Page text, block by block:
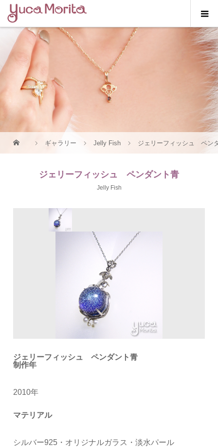
ギャラリー Jelly Fish ジェリーフィッシュ ペン
ジェリーフィッシュ ペンダント青
Jelly Fish
ジェリーフィッシュ ペンダント青
制作年
2010年
マテリアル
シルバー925・オリジナルガラス・淡水パール